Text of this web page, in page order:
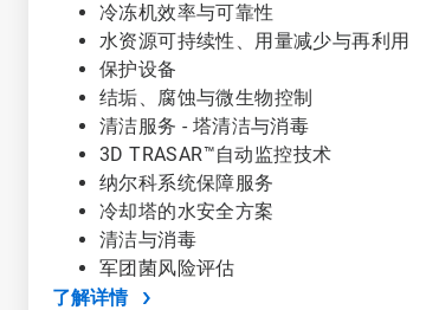
冷冻机效率与可靠性
水资源可持续性、用量减少与再利用
保护设备
结垢、腐蚀与微生物控制
清洁服务 - 塔清洁与消毒
3D TRASAR™自动监控技术
纳尔科系统保障服务
冷却塔的水安全方案
清洁与消毒
军团菌风险评估
了解详情